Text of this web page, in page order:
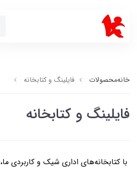
خانهمحصولات فایلینگ و کتابخانه
فایلینگ و کتابخانه
با کتابخانه‌های اداری شیک و کاربردی